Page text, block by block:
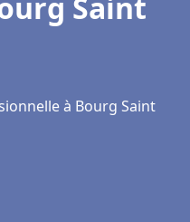
à Bourg Saint